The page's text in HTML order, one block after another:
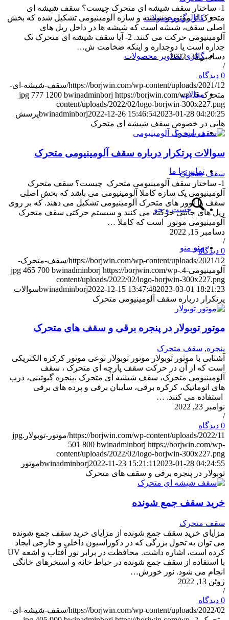
کاتالوگ محصولات
گالری تصاویر محصولات
مقالات
درباره ما
تماس با ما
جست و جو
منو منو
1- ساختار سقف شیشه ای متحرک چیست؟ سقف شیشه ای
متحرک از موتور و شیشه و سازه آلومینیومی تشکیل شده که بخش
اصلی سقف، شیشه است که شیشه ها در داخل ریل های
آلومینیومی حرکت می کنند. 2- آیا سقف شیشه ای متحرک تک
جداره است یا دوجداره و اینکه ضخامت ش…
دسامبر 26, 2022
/
0 دیدگاه
https://borjwin.com/wp-content/uploads/2021/12/سقف-شیشه-ای-
متحرک-6.jpg
777 1200 bwinadminborj https://borjwin.com/wp-
content/uploads/2022/02/logo-borjwin-300x227.png
bwinadminborj2022-12-26 15:46:542023-01-28 04:20:25
پرسش
هایی در خصوص سقف شیشه ای متحرک
سوالات پرتکرار درباره سقف آلومینیومی متحرک
سقف متحرک
1- ساختار سقف آلومینیومی متحرک چیست؟ سقف متحرک
آلومینیومی یک سازه کاملا آلومینیومی می باشد که بخش اصلی
سقف را لوور های متحرک آلومینیومی تشکیل می دهند. که بر روی
ریل های جانبی حرکت می کنند و سیستم حرکتی سقف متحرک
آلومینیومی موتور است که کاملا …
دسامبر 15, 2022
/
0 دیدگاه
https://borjwin.com/wp-content/uploads/2021/12/سقف-متحرک-
آلومینیومی-4.jpg
465 700 bwinadminborj https://borjwin.com/wp-
content/uploads/2022/02/logo-borjwin-300x227.png
bwinadminborj2022-12-15 13:47:482023-03-01 18:21:23
سوالات
پرتکرار درباره سقف آلومینیومی متحرک
موتور توبولار در پنجره برقی و سقف های متحرک
پنجره, سقف متحرک
آشنایی با موتور توبولار موتور توبولار نوعی موتور کرکره الکتریکی
است که از آن در حرکت سقف پارچه ای متحرک ، سقف
آلومینیومی متحرک، سقف شیشه ای متحرک ،پنجره گیوتینی، درب
های اتوماتیک، کرکره برقی، سایبان برقی و پرده های برقی
استفاده می کنند. …
نوامبر 23, 2022
/
0 دیدگاه
https://borjwin.com/wp-content/uploads/2022/11/موتور-توبولار.jpg
501 800 bwinadminborj https://borjwin.com/wp-
content/uploads/2022/02/logo-borjwin-300x227.png
bwinadminborj2022-11-23 15:21:11 2023-01-28 04:24:55
موتور
توبولار در پنجره برقی و سقف های متحرک
خرید سقف جمع شونده
سقف متحرک
مزایای خرید سقف جمع شونده از مزایای خرید سقف جمع شونده
می توان به تحول بزرگی که در دکوراسیون داخلی و خارجی ایجاد
کرده است، اشاره داشت. محافظت در برابر نور آفتاب و اشعه UV
با استفاده از سقف جمع شونده در حیاط خانه و استخرهای خانگی
انجام می شود. نور خورش…
ژوئن 13, 2022
/
0 دیدگاه
https://borjwin.com/wp-content/uploads/2022/02/سقف-شیشه-ای-